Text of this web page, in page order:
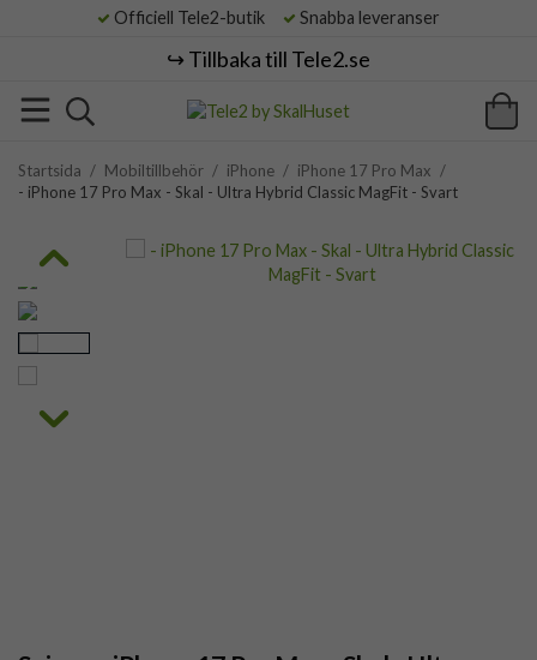
Officiell Tele2-butik Snabba leveranser
↪️ Tillbaka till Tele2.se
Startsida / Mobiltillbehör / iPhone / iPhone 17 Pro Max /
- iPhone 17 Pro Max - Skal - Ultra Hybrid Classic MagFit - Svart